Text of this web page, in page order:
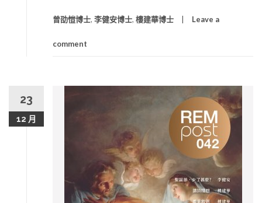
曾劭愷博士, 李健安博士, 樓建華博士 Leave a
comment
23
12 月